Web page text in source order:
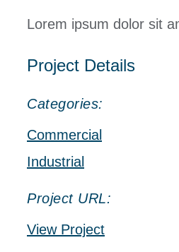
Lorem ipsum dolor sit
Project Details
Categories:
Commercial
Industrial
Project URL:
View Project